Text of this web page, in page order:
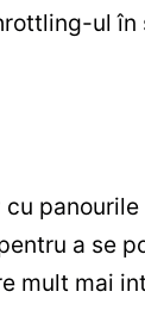
ul în
panourile
a se
mult mai